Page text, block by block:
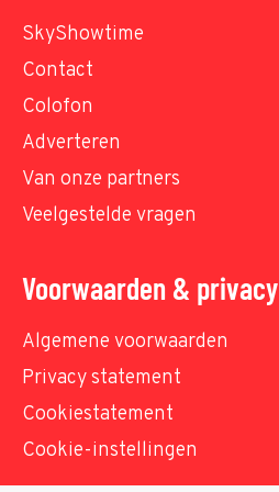
SkyShowtime
Contact
Colofon
Adverteren
Van onze partners
Veelgestelde vragen
Voorwaarden & privacy
Algemene voorwaarden
Privacy statement
Cookiestatement
Cookie-instellingen